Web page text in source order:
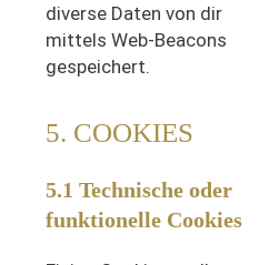
diverse Daten von dir
mittels Web-Beacons
gespeichert.
5. COOKIES
5.1 Technische oder
funktionelle Cookies